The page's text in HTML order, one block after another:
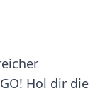
Hol dir die